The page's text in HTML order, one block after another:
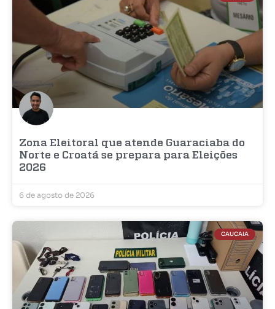
Zona Eleitoral que atende Guaraciaba do
Norte e Croatá se prepara para Eleições
2026
6 de agosto de 2026
CAUCAIA